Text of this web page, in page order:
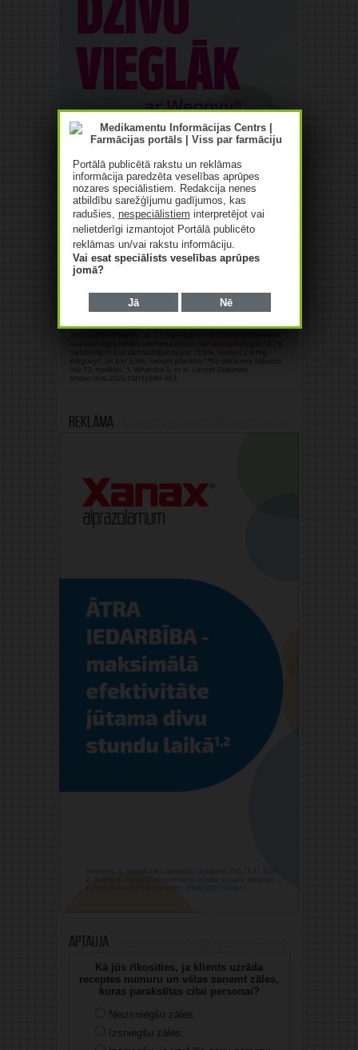
Reklāma
Aptauja
Kā jūs rīkosities, ja klients uzrāda
receptes numuru un vēlas saņemt zāles,
kuras parakstītas citai personai?
Neizsniegšu zāles.
Izsniegšu zāles.
Portālā publicētā rakstu un reklāmas
informācija paredzēta veselības aprūpes
nozares speciālistiem. Redakcija nenes
atbildību sarežģījumu gadījumos, kas
radušies, nespeciālistiem interpretējot vai
nelietderīgi izmantojot Portālā publicēto
reklāmas un/vai rakstu informāciju.
Vai esat speciālists veselības aprūpes
jomā?
Jā Nē